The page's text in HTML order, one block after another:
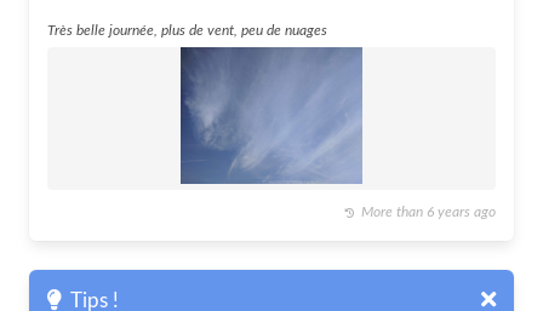
Très belle journée, plus de vent, peu de nuages
More than 6 years ago
Tips !